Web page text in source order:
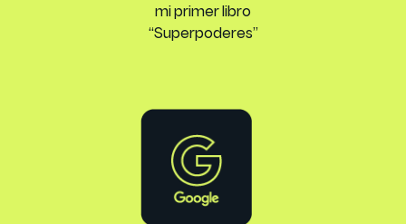
mi primer libro
“Superpoderes”